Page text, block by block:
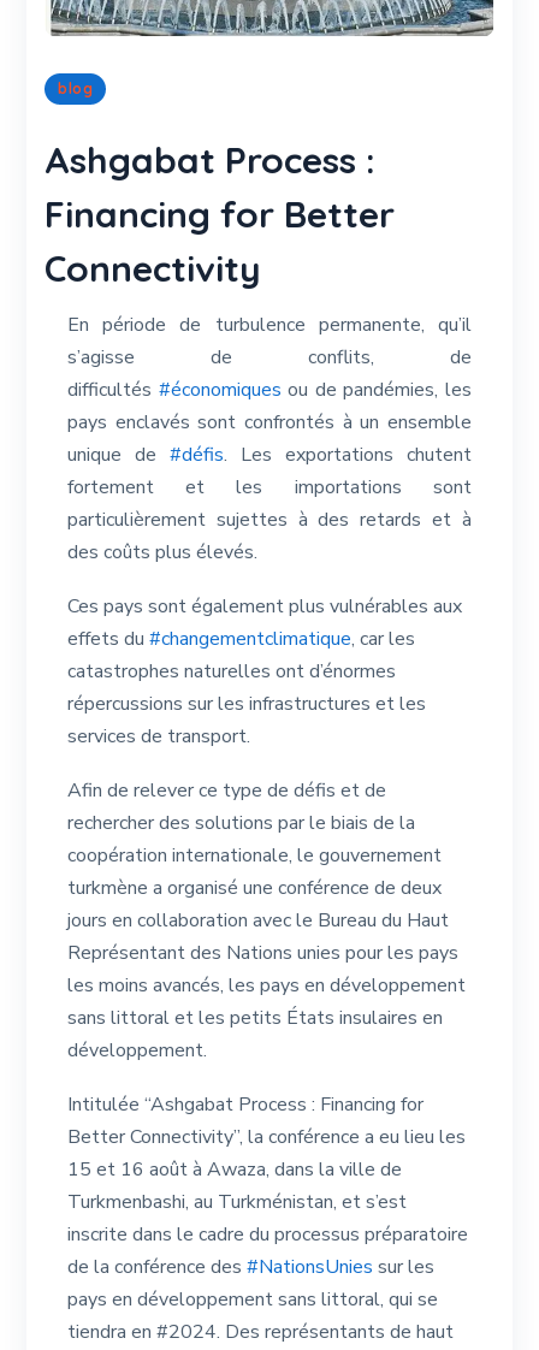
blog
Ashgabat Process :
Financing for Better
Connectivity
En période de turbulence permanente, qu’il
s’agisse de conflits, de
difficultés #économiques ou de pandémies, les
pays enclavés sont confrontés à un ensemble
unique de#défis. Les exportations chutent
fortement et les importations sont
particulièrement sujettes à des retards et à
des coûts plus élevés.
Ces pays sont également plus vulnérables aux
effets du#changementclimatique, car les
catastrophes naturelles ont d’énormes
répercussions sur les infrastructures et les
services de transport.
Afin de relever ce type de défis et de
rechercher des solutions par le biais de la
coopération internationale, le gouvernement
turkmène a organisé une conférence de deux
jours en collaboration avec le Bureau du Haut
Représentant des Nations unies pour les pays
les moins avancés, les pays en développement
sans littoral et les petits États insulaires en
développement.
Intitulée “Ashgabat Process : Financing for
Better Connectivity”, la conférence a eu lieu les
15 et 16 août à Awaza, dans la ville de
Turkmenbashi, au Turkménistan, et s’est
inscrite dans le cadre du processus préparatoire
de la conférence des#NationsUnies sur les
pays en développement sans littoral, qui se
tiendra en #2024. Des représentants de haut